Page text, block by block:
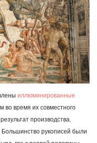
иллюминированные
во время их совместного
производства,
Большинство рукописей были